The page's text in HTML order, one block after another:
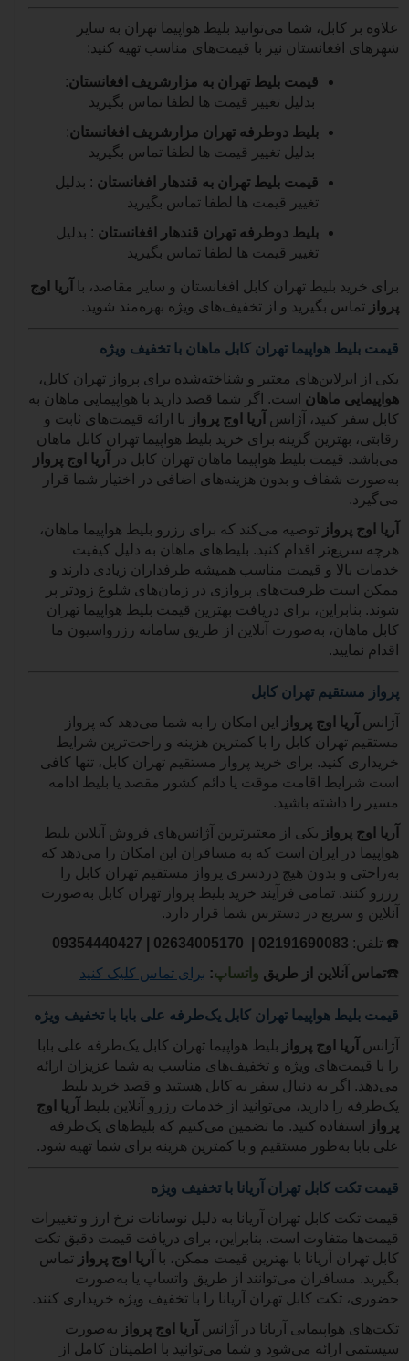
علاوه بر کابل، شما می‌توانید بلیط هواپیما تهران به سایر
شهرهای افغانستان نیز با قیمت‌های مناسب تهیه کنید:
قیمت بلیط تهران به مزارشریف افغانستان:
بدلیل تغییر قیمت ها لطفا تماس بگیرید
بلیط دوطرفه تهران مزارشریف افغانستان:
بدلیل تغییر قیمت ها لطفا تماس بگیرید
قیمت بلیط تهران به قندهار افغانستان : بدلیل
تغییر قیمت ها لطفا تماس بگیرید
بلیط دوطرفه تهران قندهار افغانستان : بدلیل
تغییر قیمت ها لطفا تماس بگیرید
برای خرید بلیط تهران کابل افغانستان و سایر مقاصد، با
آریا اوج
پرواز تماس بگیرید و از تخفیف‌های ویژه بهره‌مند شوید.
قیمت بلیط هواپیما تهران کابل ماهان با تخفیف ویژه
یکی از ایرلاین‌های معتبر و شناخته‌شده برای پرواز تهران کابل،
هواپیمایی ماهان است. اگر شما قصد دارید با هواپیمایی ماهان به
کابل سفر کنید، آژانس آریا اوج پرواز با ارائه قیمت‌های ثابت و
رقابتی، بهترین گزینه برای خرید بلیط هواپیما تهران کابل ماهان
می‌باشد. قیمت بلیط هواپیما ماهان تهران کابل در
آریا اوج پرواز
به‌صورت شفاف و بدون هزینه‌های اضافی در اختیار شما قرار
می‌گیرد.
آریا اوج پرواز توصیه می‌کند که برای رزرو بلیط هواپیما ماهان،
هرچه سریع‌تر اقدام کنید. بلیط‌های ماهان به دلیل کیفیت
خدمات بالا و قیمت مناسب همیشه طرفداران زیادی دارند و
ممکن است ظرفیت‌های پروازی در زمان‌های شلوغ زودتر پر
شوند. بنابراین، برای دریافت بهترین قیمت بلیط هواپیما تهران
کابل ماهان، به‌صورت آنلاین از طریق سامانه رزرواسیون ما
اقدام نمایید.
پرواز مستقیم تهران کابل
آژانس آریا اوج پرواز
این امکان را به شما می‌دهد که پرواز
مستقیم تهران کابل را با کمترین هزینه و راحت‌ترین شرایط
خریداری کنید. برای خرید پرواز مستقیم تهران کابل، تنها کافی
است شرایط اقامت موقت یا دائم کشور مقصد یا بلیط ادامه
مسیر را داشته باشید.
آریا اوج پرواز یکی از معتبرترین آژانس‌های فروش آنلاین بلیط
هواپیما در ایران است که به مسافران این امکان را می‌دهد که
به‌راحتی و بدون هیچ دردسری پرواز مستقیم تهران کابل را
رزرو کنند. تمامی فرآیند خرید بلیط پرواز تهران کابل به‌صورت
آنلاین و سریع در دسترس شما قرار دارد.
☎️ تلفن: 02191690083
09354440427
☎️تماس آنلاین از طریق واتساپ: برای تماس کلیک کنید
قیمت بلیط هواپیما تهران کابل یک‌طرفه علی بابا با تخفیف ویژه
آژانس آریا اوج پرواز بلیط هواپیما تهران کابل یک‌طرفه علی بابا
را با قیمت‌های ویژه و تخفیف‌های مناسب به شما عزیزان ارائه
می‌دهد. اگر به دنبال سفر به کابل هستید و قصد خرید بلیط
یک‌طرفه را دارید، می‌توانید از خدمات رزرو آنلاین بلیط
آریا اوج
پرواز
استفاده کنید. ما تضمین می‌کنیم که بلیط‌های یک‌طرفه
علی بابا به‌طور مستقیم و با کمترین هزینه برای شما تهیه شود.
قیمت تکت کابل تهران آریانا با تخفیف ویژه
قیمت تکت کابل تهران آریانا به دلیل نوسانات نرخ ارز و تغییرات
قیمت‌ها متفاوت است. بنابراین، برای دریافت قیمت دقیق تکت
کابل تهران آریانا با بهترین قیمت ممکن، با
آریا اوج پرواز تماس
بگیرید. مسافران می‌توانند از طریق واتساپ یا به‌صورت
حضوری، تکت کابل تهران آریانا را با تخفیف ویژه خریداری کنند.
تکت‌های هواپیمایی آریانا در آژانس آریا اوج پرواز به‌صورت
سیستمی ارائه می‌شود و شما می‌توانید با اطمینان کامل از